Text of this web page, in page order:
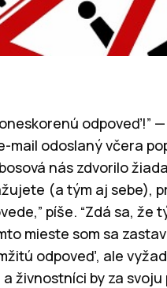
odpoveď!”
mail odoslaný včera
nás zdvorilo
(a tým aj sebe),
píše. “Zdá sa, že
mieste som sa
odpoveď, ale
živnostníci by za svoju